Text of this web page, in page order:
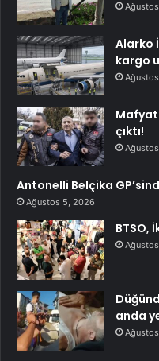
Alarko
kargo
çıktı!
Antonelli Belçika
Ağustos 5, 2026
BTSO,
anda